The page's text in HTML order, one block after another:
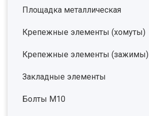
Площадка металлическая
Крепежные элементы (хомуты)
Крепежные элементы (зажимы)
Закладные элементы
Болты М10